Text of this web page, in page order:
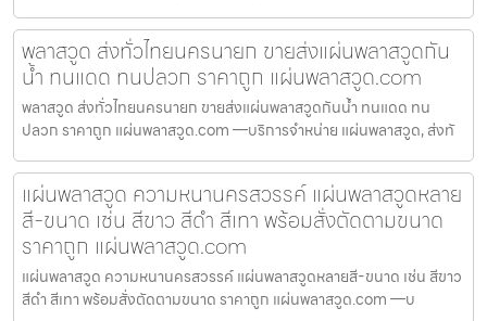
พลาสวูด ส่งทั่วไทยนครนายก ขายส่งแผ่นพลาสวูดกัน
น้ำ ทนแดด ทนปลวก ราคาถูก แผ่นพลาสวูด.com
พลาสวูด ส่งทั่วไทยนครนายก ขายส่งแผ่นพลาสวูดกันน้ำ ทนแดด ทน
ปลวก ราคาถูก แผ่นพลาสวูด.com —บริการจำหน่าย แผ่นพลาสวูด, ส่งทั
แผ่นพลาสวูด ความหนานครสวรรค์ แผ่นพลาสวูดหลาย
สี-ขนาด เช่น สีขาว สีดำ สีเทา พร้อมสั่งตัดตามขนาด
ราคาถูก แผ่นพลาสวูด.com
แผ่นพลาสวูด ความหนานครสวรรค์ แผ่นพลาสวูดหลายสี-ขนาด เช่น สีขาว
สีดำ สีเทา พร้อมสั่งตัดตามขนาด ราคาถูก แผ่นพลาสวูด.com —บ